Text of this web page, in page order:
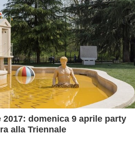
domenica 9 aprile party
alla Triennale